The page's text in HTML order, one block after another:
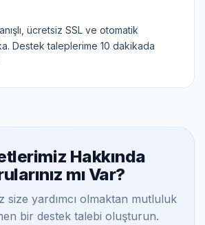
ücretsiz SSL ve otomatik
Destek taleplerime 10 dakikada
Hakkında
mı Var?
size yardımcı olmaktan mutluluk
bir destek talebi oluşturun.